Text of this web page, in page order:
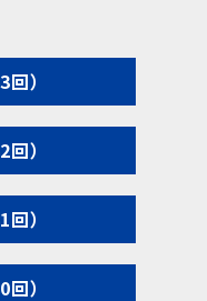
）
）
）
）